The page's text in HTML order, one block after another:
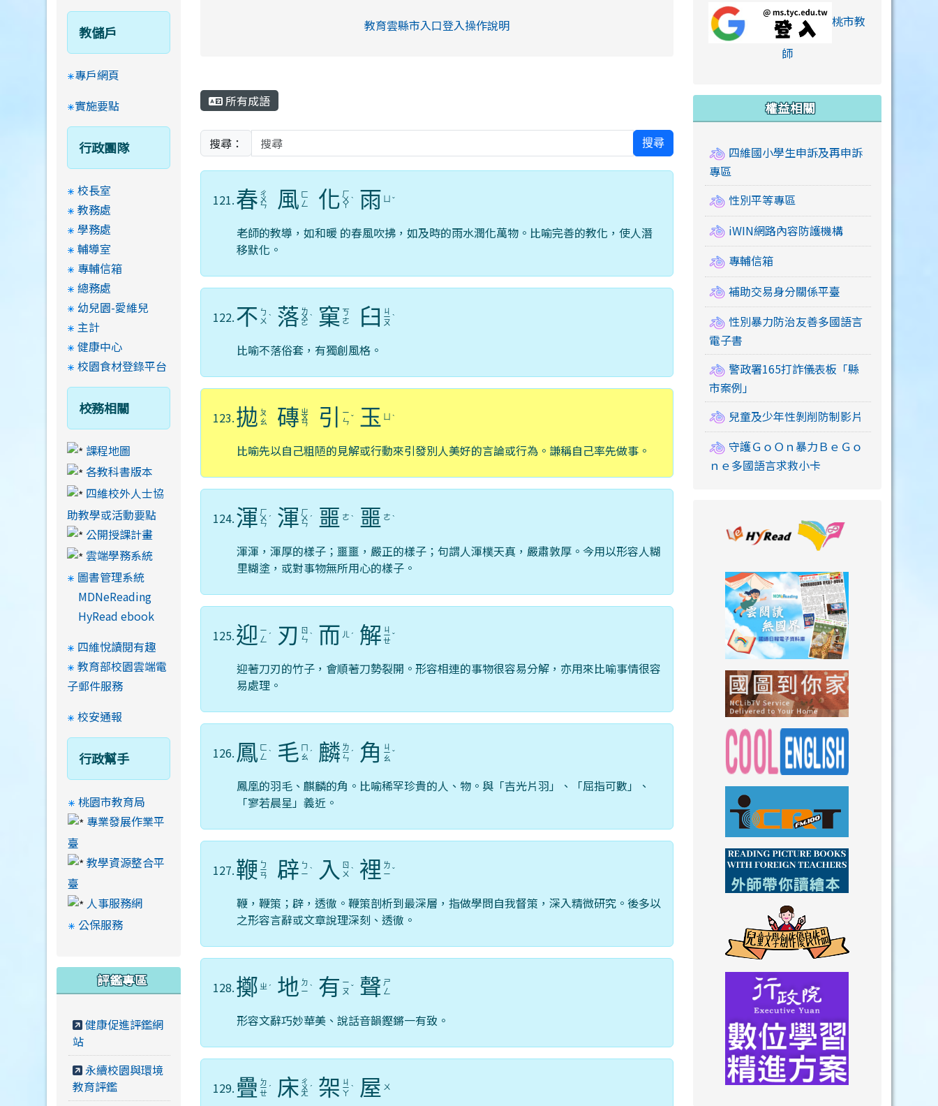
link to https://eliteracy.edu.tw/Shorts/xiaohongshu.html
教育雲縣市入口登入操作說明
link to https://eliteracy.edu.tw/Shorts/xiaohongshu.html
所有成語
搜尋： 搜尋
121.春 ㄔ
ㄨ
ㄣ 風 ㄈ
ㄥ
化 ㄏ
ㄨ
ㄚ
ˋ 雨 ˇ
老師的教導，如和暖 的春風吹拂，如及時的雨水潤化萬物。比喻完善的教化，使人潛
移默化。
122.不 ㄅ
ㄨ ˋ 落 ㄌ
ㄨ
ㄛ
ˋ 窠 ㄎ
ㄜ
臼 ㄐ
ㄧ
ㄡ
ˋ
比喻不落俗套，有獨創風格。
123.拋 ㄆ
ㄠ
磚 ㄓ
ㄨ
ㄢ 引
ㄧ
ㄣ ˇ 玉 ˋ
比喻先以自己粗陋的見解或行動來引發別人美好的言論或行為。謙稱自己率先做事。
124.渾 ㄏ
ㄨ
ㄣ
ˊ 渾 ㄏ
ㄨ
ㄣ
ˊ 噩 ㄜ ˋ 噩 ㄜ ˋ
渾渾，渾厚的樣子；噩噩，嚴正的樣子；句謂人渾樸天真，嚴肅敦厚。今用以形容人糊
里糊塗，或對事物無所用心的樣子。
125.迎 ㄧ
ㄥ ˊ 刃
ㄖ
ㄣ ˋ 而 ㄦ ˊ 解 ㄐ
ㄧ
ㄝ
ˇ
迎著刀刃的竹子，會順著刀勢裂開。形容相連的事物很容易分解，亦用來比喻事情很容
易處理。
126. 鳳 ㄈ
ㄥ ˋ 毛 ㄇ
ㄠ ˊ 麟 ㄌ
ㄧ
ㄣ
ˊ 角 ㄐ
ㄧ
ㄠ
ˇ
鳳凰的羽毛、麒麟的角。比喻稀罕珍貴的人、物。與「吉光片羽」、「屈指可數」、
「寥若晨星」義近。
127.鞭 ㄅ
ㄧ
ㄢ 辟 ㄅ
ㄧ ˋ 入
ㄖ
ㄨ ˋ 裡 ㄌ
ㄧ ˇ
鞭，鞭策；辟，透徹。鞭策剖析到最深層，指做學問自我督策，深入精微研究。後多以
之形容言辭或文章說理深刻、透徹。
128.擲 ㄓ ˊ 地 ㄉ
ㄧ ˋ 有 ㄧ
ㄡ ˇ 聲 ㄕ
ㄥ
形容文辭巧妙華美、說話音韻鏗鏘一有致。
129. 疊 ㄉ
ㄧ
ㄝ
ˊ 床 ㄔ
ㄨ
ㄤ
ˊ 架 ㄐ
ㄧ
ㄚ
ˋ 屋 ㄨ
教儲戶
專戶網頁
實施要點
行政團隊
校長室
教務處
學務處
輔導室
專輔信箱
總務處
幼兒園-愛維兒
主計
健康中心
校園食材登錄平台
校務相關
課程地圖
各教科書版本
四維校外人士協
助教學或活動要點
公開授課計畫
雲端學務系統
圖書管理系統
MDNeReading
HyRead ebook
四維悅讀閱有趣
教育部校園雲端電
子郵件服務
校安通報
行政幫手
桃園市教育局
專業發展作業平
臺
教學資源整合平
臺
人事服務網
公保服務
評鑑專區
健康促進評鑑網
站
永續校園與環境
教育評鑑
桃市教
師link to https://
權益相關
四維國小學生申訴及再申訴
專區
性別平等專區
iWIN網路內容防護機構
專輔信箱
補助交易身分關係平臺
性別暴力防治友善多國語言
電子書
警政署165打詐儀表板「縣
市案例」
兒童及少年性剝削防制影片
守護ＧｏＯｎ暴力ＢｅＧｏ
ｎｅ多國語言求救小卡
link to https://
link to https://
link to http://www.icrt.com.tw/
link to https://www.youtube.com/